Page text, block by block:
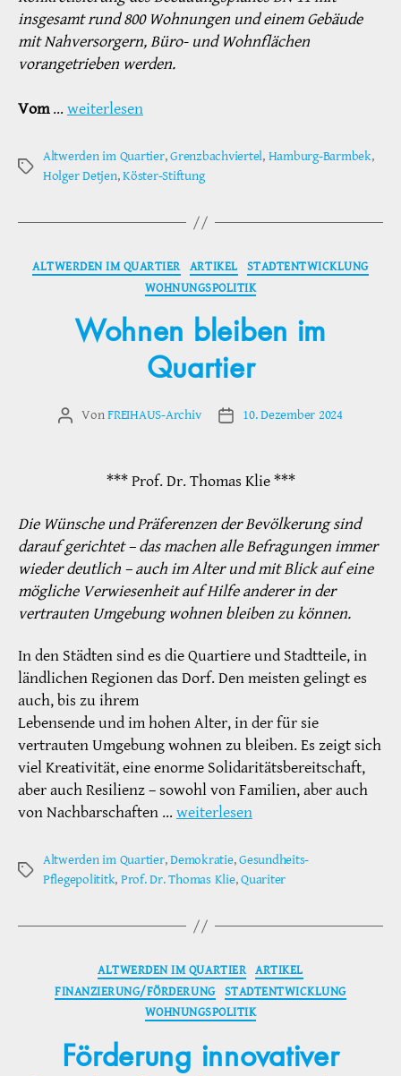
insgesamt rund 800 Wohnungen und einem Gebäude
mit Nahversorgern, Büro- und Wohnflächen
vorangetrieben werden.
Vom… weiterlesen
Schlagwörter
Altwerden im Quartier,Grenzbachviertel, Hamburg-Barmbek,
Holger Detjen,Köster-Stiftung
Kategorien
ALTWERDEN IM QUARTIER ARTIKEL
STADTENTWICKLUNG
WOHNUNGSPOLITIK
Wohnen bleiben im
Quartier
Beitragsautor
VonFREIHAUS-Archiv Veröffentlichungsdatum
10. Dezember 2024
*** Prof. Dr. Thomas Klie ***
Die Wünsche und Präferenzen der Bevölkerung sind
darauf gerichtet – das machen alle Befragungen immer
wieder deutlich – auch im Alter und mit Blick auf eine
mögliche Verwiesenheit auf Hilfe anderer in der
vertrauten Umgebung wohnen bleiben zu können.
In den Städten sind es die Quartiere und Stadtteile, in
ländlichen Regionen das Dorf. Den meisten gelingt es
auch, bis zu ihrem
Lebensende und im hohen Alter, in der für sie
vertrauten Umgebung wohnen zu bleiben. Es zeigt sich
viel Kreativität, eine enorme Solidaritätsbereitschaft,
aber auch Resilienz – sowohl von Familien, aber auch
von Nachbarschaften … weiterlesen
Schlagwörter
Altwerden im Quartier,Demokratie,Gesundheits-
Pflegepolititk, Prof. Dr. Thomas Klie,Quariter
Kategorien
ALTWERDEN IM QUARTIER ARTIKEL
FINANZIERUNG/FÖRDERUNG
STADTENTWICKLUNG
WOHNUNGSPOLITIK
Förderung innovativer